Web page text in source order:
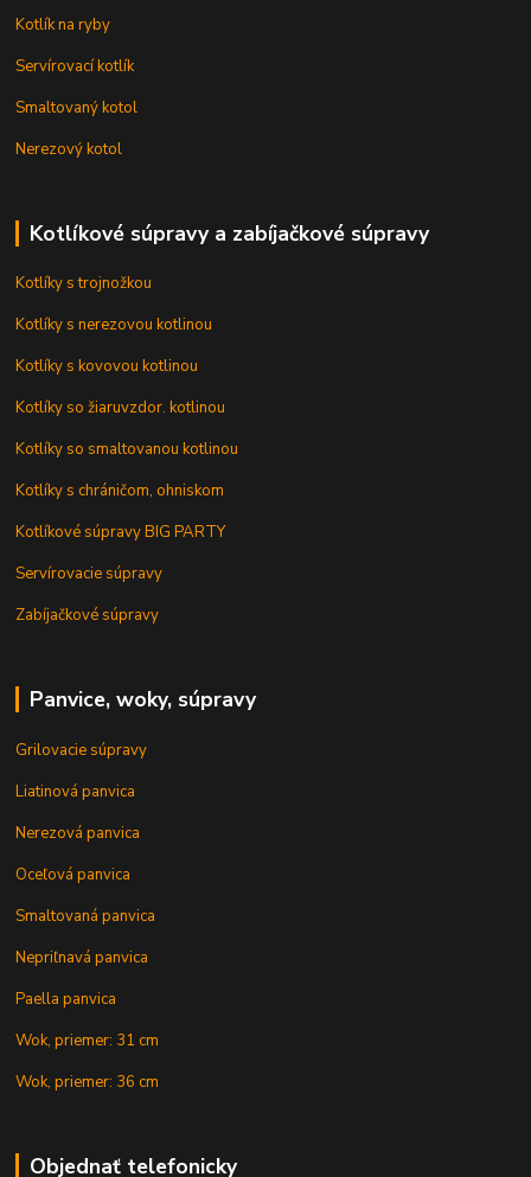
Kotlík na ryby
Servírovací kotlík
Smaltovaný kotol
Nerezový kotol
Kotlíkové súpravy a zabíjačkové súpravy
Kotlíky s trojnožkou
Kotlíky s nerezovou kotlinou
Kotlíky s kovovou kotlinou
Kotlíky so žiaruvzdor. kotlinou
Kotlíky so smaltovanou kotlinou
Kotlíky s chráničom, ohniskom
Kotlíkové súpravy BIG PARTY
Servírovacie súpravy
Zabíjačkové súpravy
Panvice, woky, súpravy
Grilovacie súpravy
Liatinová panvica
Nerezová panvica
Oceľová panvica
Smaltovaná panvica
Nepriľnavá panvica
Paella panvica
Wok, priemer: 31 cm
Wok, priemer: 36 cm
Objednať telefonicky